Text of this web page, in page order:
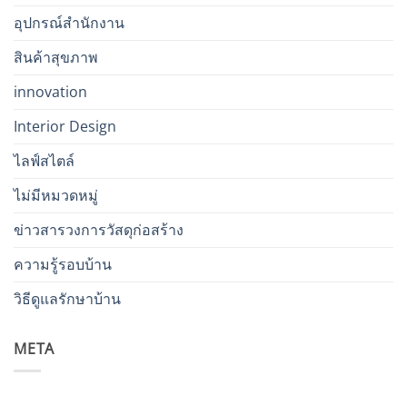
อุปกรณ์สำนักงาน
สินค้าสุขภาพ
innovation
Interior Design
ไลฟ์สไตล์
ไม่มีหมวดหมู่
ข่าวสารวงการวัสดุก่อสร้าง
ความรู้รอบบ้าน
วิธีดูแลรักษาบ้าน
META